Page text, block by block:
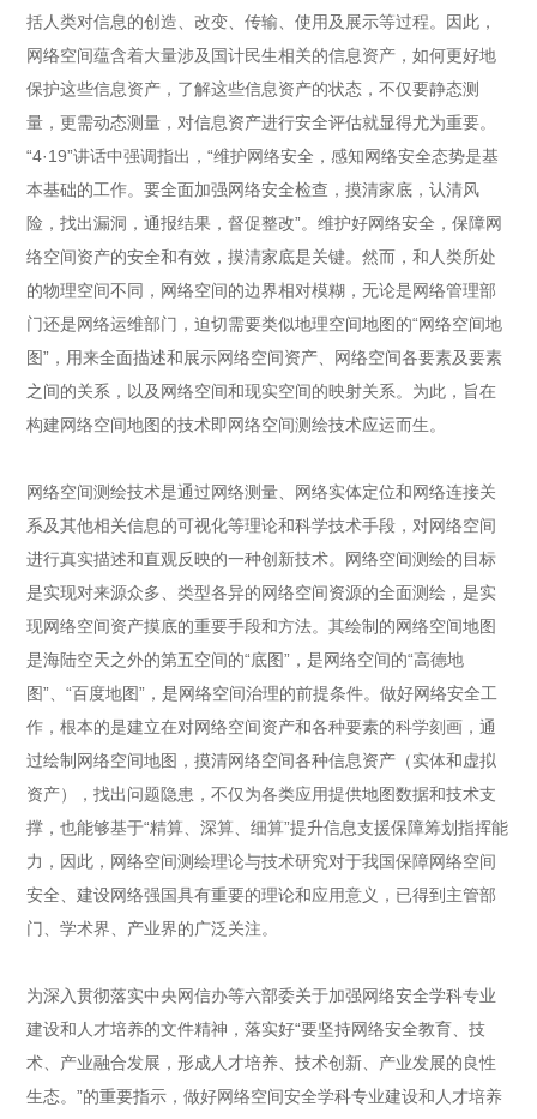
括人类对信息的创造、改变、传输、使用及展示等过程。因此，
网络空间蕴含着大量涉及国计民生相关的信息资产，如何更好地
保护这些信息资产，了解这些信息资产的状态，不仅要静态测
量，更需动态测量，对信息资产进行安全评估就显得尤为重要。
“4·19”讲话中强调指出，“维护网络安全，感知网络安全态势是基
本基础的工作。要全面加强网络安全检查，摸清家底，认清风
险，找出漏洞，通报结果，督促整改”。维护好网络安全，保障网
络空间资产的安全和有效，摸清家底是关键。然而，和人类所处
的物理空间不同，网络空间的边界相对模糊，无论是网络管理部
门还是网络运维部门，迫切需要类似地理空间地图的“网络空间地
图”，用来全面描述和展示网络空间资产、网络空间各要素及要素
之间的关系，以及网络空间和现实空间的映射关系。为此，旨在
构建网络空间地图的技术即网络空间测绘技术应运而生。
网络空间测绘技术是通过网络测量、网络实体定位和网络连接关
系及其他相关信息的可视化等理论和科学技术手段，对网络空间
进行真实描述和直观反映的一种创新技术。网络空间测绘的目标
是实现对来源众多、类型各异的网络空间资源的全面测绘，是实
现网络空间资产摸底的重要手段和方法。其绘制的网络空间地图
是海陆空天之外的第五空间的“底图”，是网络空间的“高德地
图”、“百度地图”，是网络空间治理的前提条件。做好网络安全工
作，根本的是建立在对网络空间资产和各种要素的科学刻画，通
过绘制网络空间地图，摸清网络空间各种信息资产（实体和虚拟
资产），找出问题隐患，不仅为各类应用提供地图数据和技术支
撑，也能够基于“精算、深算、细算”提升信息支援保障筹划指挥能
力，因此，网络空间测绘理论与技术研究对于我国保障网络空间
安全、建设网络强国具有重要的理论和应用意义，已得到主管部
门、学术界、产业界的广泛关注。
为深入贯彻落实中央网信办等六部委关于加强网络安全学科专业
建设和人才培养的文件精神，落实好“要坚持网络安全教育、技
术、产业融合发展，形成人才培养、技术创新、产业发展的良性
生态。”的重要指示，做好网络空间安全学科专业建设和人才培养